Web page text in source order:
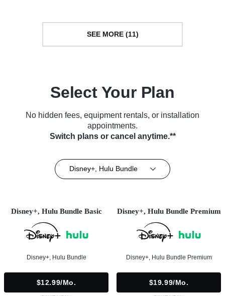
SEE MORE (11)
Select Your Plan
No hidden fees, equipment rentals, or installation
appointments.
Switch plans or cancel anytime.**
Disney+, Hulu Bundle
Disney+, Hulu Bundle Basic
Disney+, Hulu Bundle
$12.99/mo.
Disney+, Hulu Bundle Premium
Disney+, Hulu Bundle Premium
$19.99/mo.